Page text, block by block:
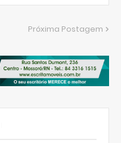
Próxima Postagem